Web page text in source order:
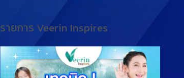
รายการ Veerin Inspires